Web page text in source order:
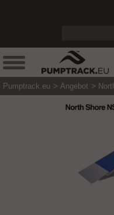
Pumptrack.eu Angebot